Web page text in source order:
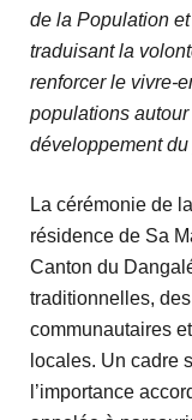
de la Population
traduisant la
renforcer le vivre-
populations
développement du
La cérémonie de
résidence de Sa
Canton du
traditionnelles,
communautaires
locales. Un cadre
l’importance